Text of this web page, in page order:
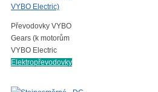
VYBO Electric)
Převodovky VYBO
Gears (k motorům
VYBO Electric
Elektropřevodovky